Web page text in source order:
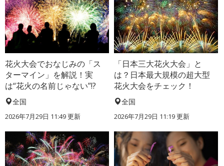
花火大会でおなじみの「ス
ターマイン」を解説！実
は“花火の名前じゃない”!?
全国
2026年7月29日 11:49 更新
「日本三大花火大会」と
は？日本最大規模の超大型
花火大会をチェック！
全国
2026年7月29日 11:19 更新